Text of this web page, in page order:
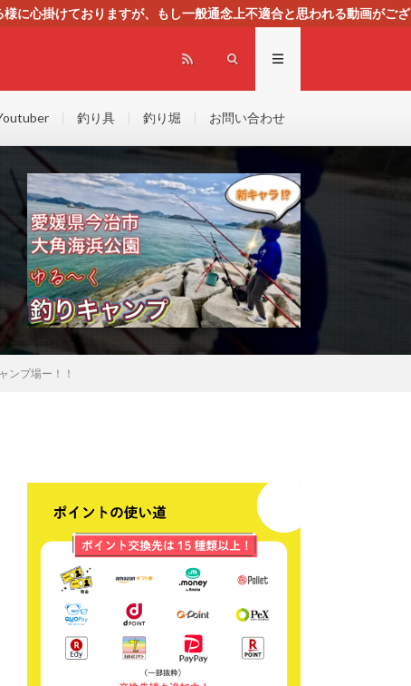
に心掛けておりますが、もし一般通念上不適合と思われる動画がござ
釣り具 釣り堀 お問い合わせ
ンプ場ー！！